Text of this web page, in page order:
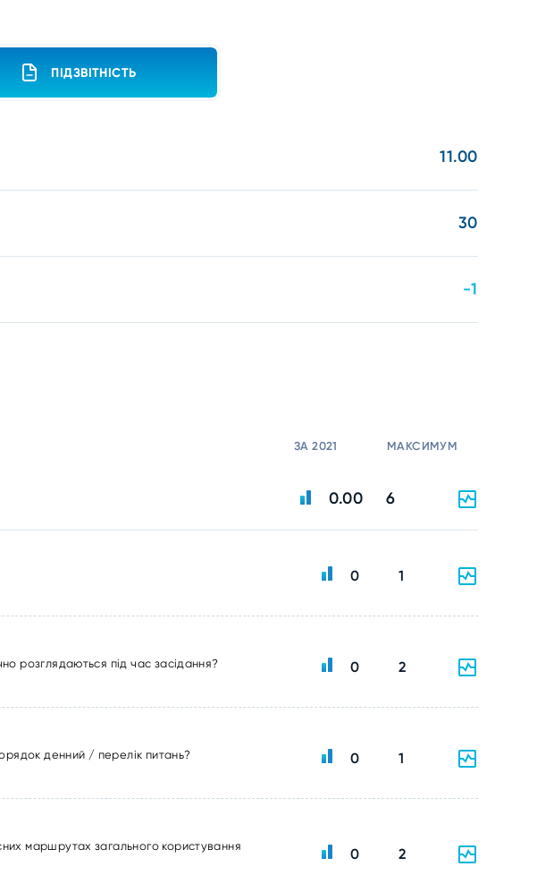
ПІДЗВІТНІСТЬ
11.00
30
-1
ЗА 2021 МАКСИМУМ
0.00 6
0 1
розглядаються під час засідання? 0 2
денний / перелік питань? 0 1
маршрутах загального користування
0 2